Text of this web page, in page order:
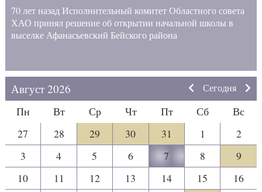
70 лет назад Исполнительный комитет Областного совета
ХАО принял решение об открытии начальной школы в
выселке Афанасьевский Бейского района
Август 2026 Сегодня
Пн Вт Ср Чт Пт Сб
Вс
27
28 29 30 31 1
2
3
4 5 6 7 8
9
10
11 12 13 14 15
16